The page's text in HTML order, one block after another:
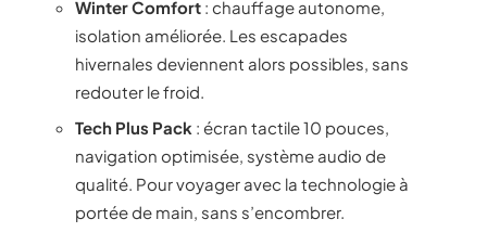
Winter Comfort : chauffage autonome,
isolation améliorée. Les escapades
hivernales deviennent alors possibles, sans
redouter le froid.
Tech Plus Pack : écran tactile 10 pouces,
navigation optimisée, système audio de
qualité. Pour voyager avec la technologie à
portée de main, sans s’encombrer.